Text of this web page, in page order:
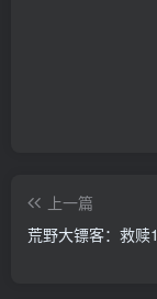
上一篇
荒野大镖客：救赎1